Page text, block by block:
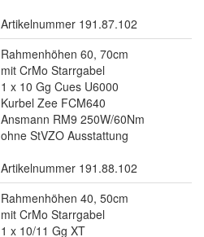
Artikelnummer 191.87.102
Rahmenhöhen 60, 70cm
mit CrMo Starrgabel
1 x 10 Gg Cues U6000
Kurbel Zee FCM640
Ansmann RM9 250W/60Nm
ohne StVZO Ausstattung
Artikelnummer 191.88.102
Rahmenhöhen 40, 50cm
mit CrMo Starrgabel
1 x 10/11 Gg XT